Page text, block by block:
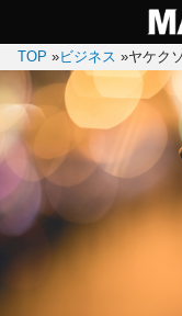
TOP »ビジネス »ヤケク